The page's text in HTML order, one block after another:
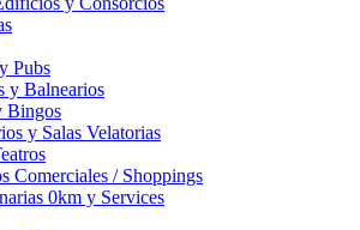
Pubs
y Balnearios
Bingos
y Salas Velatorias
Comerciales / Shoppings
0km y Services